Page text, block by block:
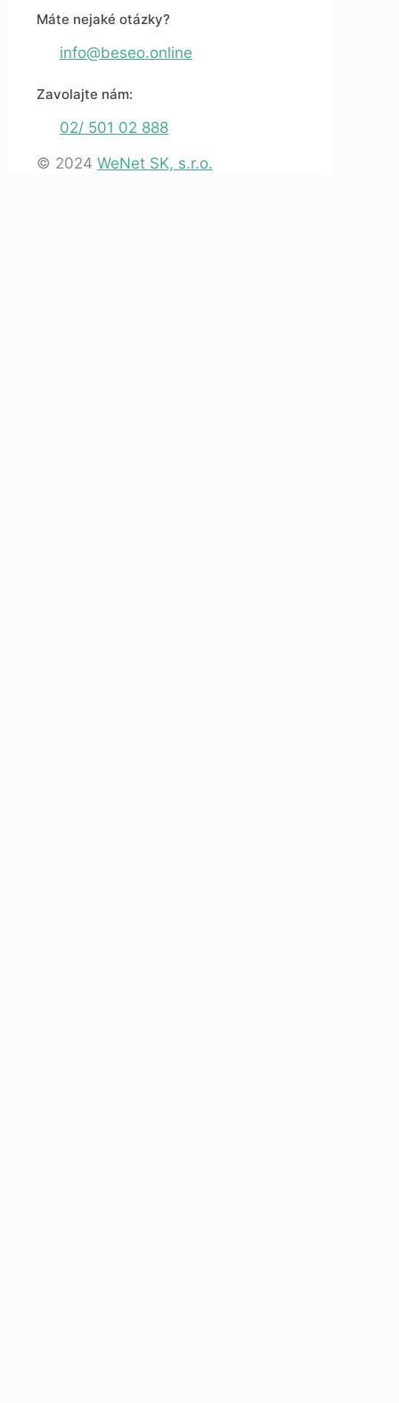
Máte nejaké otázky?
info@beseo.online
Zavolajte nám:
02/ 501 02 888
© 2024 WeNet SK, s.r.o.